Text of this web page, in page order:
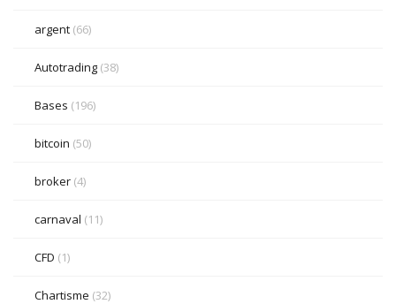
argent (66)
Autotrading (38)
Bases (196)
bitcoin (50)
broker (4)
carnaval (11)
CFD (1)
Chartisme (32)